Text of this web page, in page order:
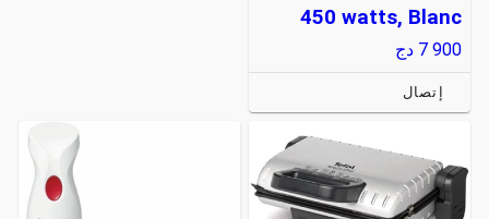
450 watts, Blanc
7 900 دج
إتصال